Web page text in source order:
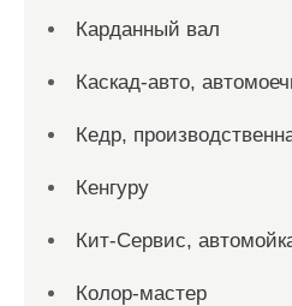
Карданный вал
Каскад-авто,
Кедр,
Кенгуру
Кит-Сервис,
Колор-мастер